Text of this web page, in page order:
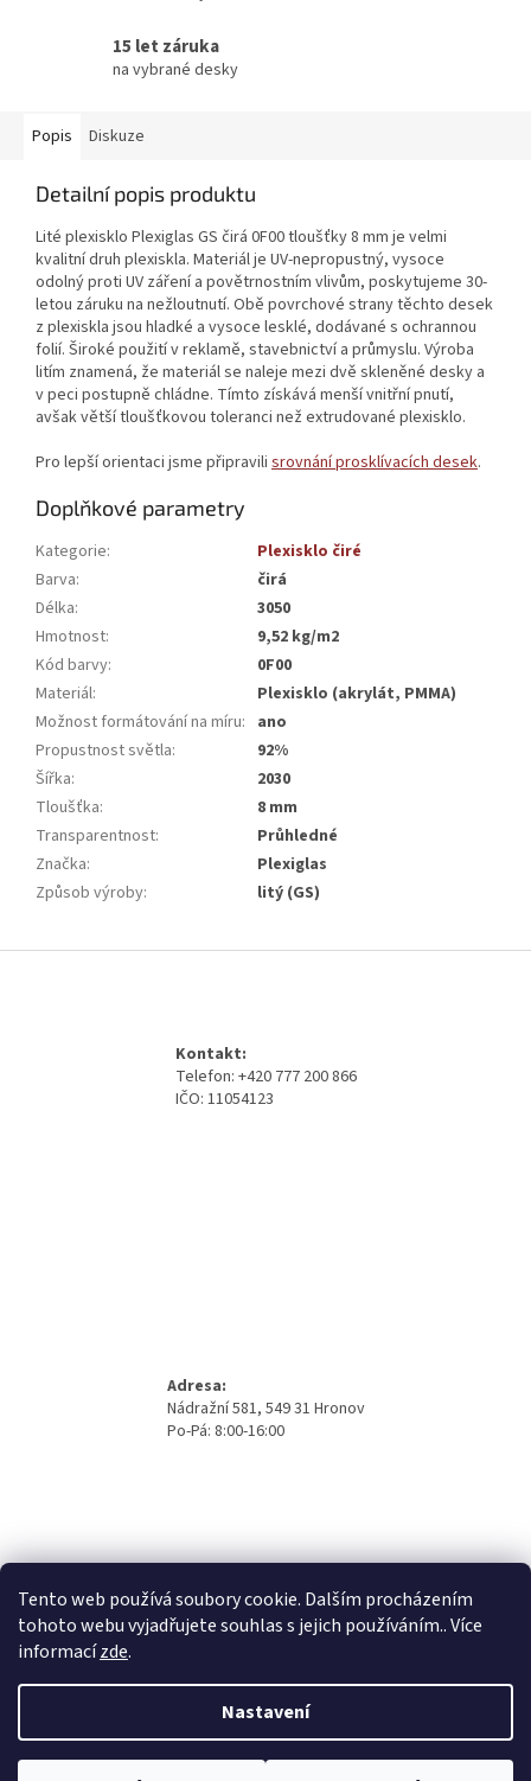
Tento web používá soubory cookie. Dalším procházením
tohoto webu vyjadřujete souhlas s jejich používáním.. Více
informacízde.
Nastavení
15 let záruka
na vybrané desky
Popis Diskuze
Detailní popis produktu
Lité plexisklo Plexiglas GS čirá 0F00 tloušťky 8 mm je velmi
kvalitní druh plexiskla. Materiál je UV-nepropustný, vysoce
odolný proti UV záření a povětrnostním vlivům, poskytujeme 30-
letou záruku na nežloutnutí. Obě povrchové strany těchto desek
z plexiskla jsou hladké a vysoce lesklé, dodávané s ochrannou
folií. Široké použití v reklamě, stavebnictví a průmyslu. Výroba
litím znamená, že materiál se naleje mezi dvě skleněné desky a
v peci postupně chládne. Tímto získává menší vnitřní pnutí,
avšak větší tloušťkovou toleranci než extrudované plexisklo.
Pro lepší orientaci jsme připravili srovnání prosklívacích desek.
Doplňkové parametry
Kategorie:
Plexisklo čiré
Barva:
čirá
Délka:
3050
Hmotnost:
9,52 kg/m2
Kód barvy:
0F00
Materiál:
Plexisklo (akrylát, PMMA)
Možnost formátování na míru: ano
Propustnost světla:
92%
Šířka:
2030
Tloušťka:
8 mm
Transparentnost:
Průhledné
Značka:
Plexiglas
Způsob výroby: litý (GS)
Kontakt:
Telefon: +420 777 200 866
IČO: 11054123
Adresa:
Nádražní 581, 549 31 Hronov
Po-Pá: 8:00-16:00
Vytvořil Shoptet